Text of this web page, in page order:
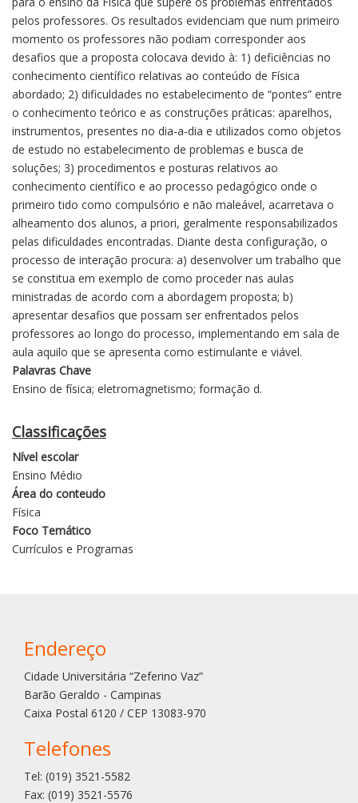
pelos professores. Os resultados evidenciam que num primeiro
momento os professores não podiam corresponder aos
desafios que a proposta colocava devido à: 1) deficiências no
conhecimento científico relativas ao conteúdo de Física
abordado; 2) dificuldades no estabelecimento de “pontes” entre
o conhecimento teórico e as construções práticas: aparelhos,
instrumentos, presentes no dia-a-dia e utilizados como objetos
de estudo no estabelecimento de problemas e busca de
soluções; 3) procedimentos e posturas relativos ao
conhecimento científico e ao processo pedagógico onde o
primeiro tido como compulsório e não maleável, acarretava o
alheamento dos alunos, a priori, geralmente responsabilizados
pelas dificuldades encontradas. Diante desta configuração, o
processo de interação procura: a) desenvolver um trabalho que
se constitua em exemplo de como proceder nas aulas
ministradas de acordo com a abordagem proposta; b)
apresentar desafios que possam ser enfrentados pelos
professores ao longo do processo, implementando em sala de
aula aquilo que se apresenta como estimulante e viável.
Palavras Chave
Ensino de física; eletromagnetismo; formação d.
Classificações
Nível escolar
Ensino Médio
Área do conteudo
Física
Foco Temático
Currículos e Programas
Endereço
Cidade Universitária “Zeferino Vaz”
Barão Geraldo - Campinas
Caixa Postal 6120 / CEP 13083-970
Telefones
Tel: (019) 3521-5582
Fax: (019) 3521-5576